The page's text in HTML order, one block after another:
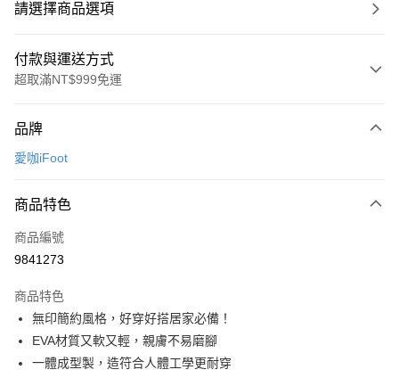
請選擇商品選項
付款與運送方式
超取滿NT$999免運
信用卡一次付款
LINE Pay
Apple Pay
悠遊付
Google Pay
全盈+PAY
品牌
愛咖iFoot
商品特色
商品編號
9841273
商品特色
無印簡約風格，好穿好搭居家必備！
EVA材質又軟又輕，親膚不易磨腳
一體成型製，造符合人體工學更耐穿